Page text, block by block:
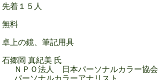
１５人
料
の鏡、筆記用具
岡 真紀美 氏
日本パーソナルカラー協会
カラーアナリスト